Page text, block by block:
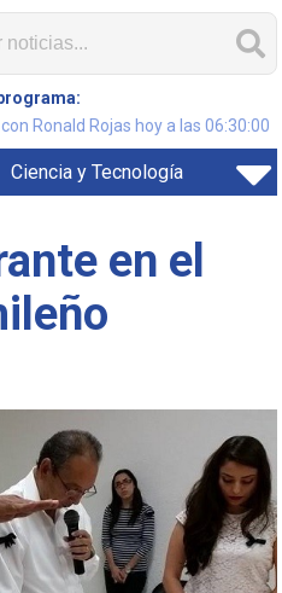
Ronald Rojas hoy a las 06:30:00
Ciencia y Tecnología
en el